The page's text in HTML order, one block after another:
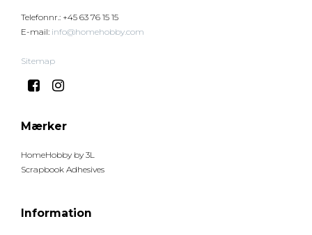
Telefonnr. : +45 63 76 15 15
E-mail: info@homehobby.com
Sitemap
Mærker
HomeHobby by 3L
Scrapbook Adhesives
Information